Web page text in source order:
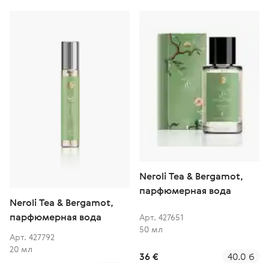
Neroli Tea & Bergamot,
парфюмерная вода
Арт. 427792
20 мл
Neroli Tea & Bergamot,
парфюмерная вода
Арт. 427651
50 мл
36 € 40.0 б